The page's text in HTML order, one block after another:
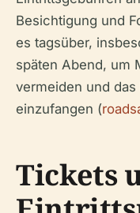
Besichtigung und
es tagsüber,
späten Abend, um
vermeiden und
einzufangen (
Tickets